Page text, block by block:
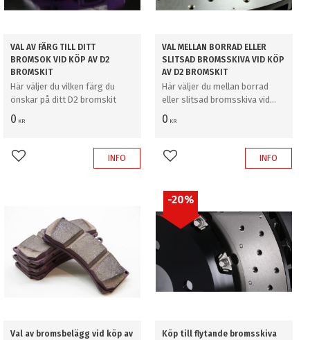
VAL AV FÄRG TILL DITT
BROMSOK VID KÖP AV D2
BROMSKIT
Här väljer du vilken färg du
önskar på ditt D2 bromskit
0 KR
Add to favorites INFO
VAL MELLAN BORRAD ELLER
SLITSAD BROMSSKIVA VID KÖP
AV D2 BROMSKIT
Här väljer du mellan borrad
eller slitsad bromsskiva vid
köp av D2 bromskit
0 KR
Add to favorites INFO
Val av bromsbelägg vid köp av
Köp till flytande bromsskiva
20%